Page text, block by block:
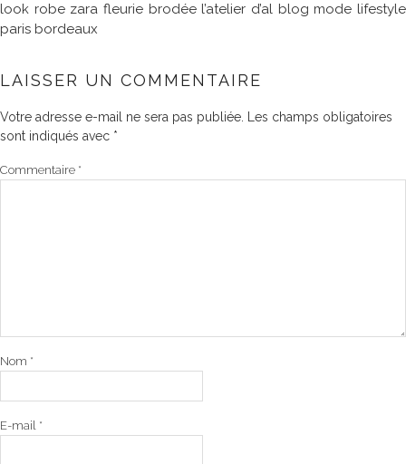
look robe zara fleurie brodée l’atelier d’al blog mode lifestyle
paris bordeaux
LAISSER UN COMMENTAIRE
Votre adresse e-mail ne sera pas publiée.
Les champs obligatoires
sont indiqués avec *
Commentaire *
Nom *
E-mail *